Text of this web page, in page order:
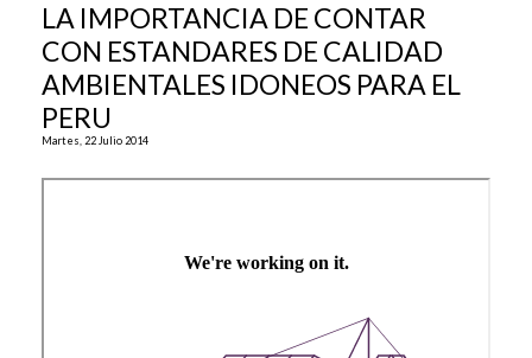
LA IMPORTANCIA DE CONTAR
CON ESTANDARES DE CALIDAD
AMBIENTALES IDONEOS PARA EL
PERU
Martes, 22 Julio 2014